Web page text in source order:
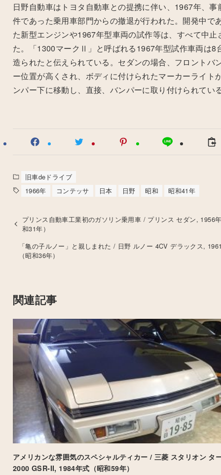
日野自動車はトヨタ自動車との提携に伴い、1967年、事
件であった乗用車部門からの撤退が行われた。開発中で
た新型エンジンや1967年型車両の試作等は、すべて中止
た。「1300マークⅡ」と呼ばれる1967年型試作車両は8
造られたと伝えられている。セダンの場合、フロントバ
ー位置が高くされ、ボディに付けられたマーカーライト
ンパー下に移動し、直接、バンパーに取り付けられてい
旧車deドライブ
1966年
コンテッサ 日本 日野 昭和 昭和41年
プリンス自動車工業初のガソリン乗用車 / プリンス セダン, 1956
和31年）
「亀の子ルノー」と親しまれた / 日野 ルノー 4CV デラックス,
（昭和36年）
関連記事
アメリカンな雰囲気のスペシャルティカー / 三菱 スタリオン タ
2000 GSR-II, 1984年式（昭和59年）